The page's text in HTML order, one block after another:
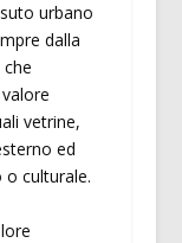
urbano
dalla
vetrine,
ed
culturale.